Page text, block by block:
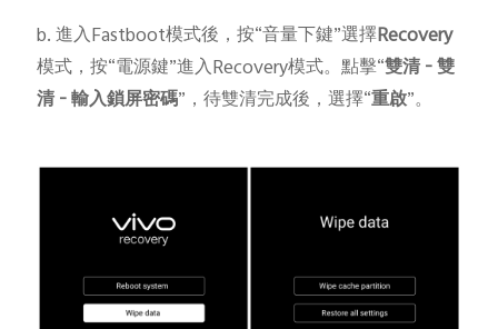
b. 進入Fastboot模式後，按“音量下鍵”選擇Recovery
模式，按“電源鍵”進入Recovery模式。點擊“雙清-雙
清-輸入鎖屏密碼”，待雙清完成後，選擇“重啟”。